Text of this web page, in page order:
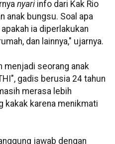
nyari info dari Kak Rio
anak bungsu. Soal apa
ia diperlakukan
dan lainnya," ujarnya.
menjadi seorang anak
gadis berusia 24 tahun
merasa lebih
kakak karena menikmati
jawab dengan